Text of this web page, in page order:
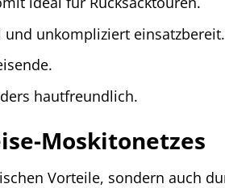
unkompliziert einsatzbereit.
hautfreundlich.
Moskitonetzes
Vorteile, sondern auch